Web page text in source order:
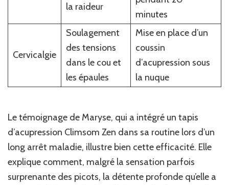
la raideur
minutes
Cervicalgie
Soulagement
des tensions
dans le cou et
les épaules
Mise en place d’un
coussin
d’acupression sous
la nuque
Le témoignage de Maryse, qui a intégré un tapis
d’acupression Climsom Zen dans sa routine lors d’un
long arrêt maladie, illustre bien cette efficacité. Elle
explique comment, malgré la sensation parfois
surprenante des picots, la détente profonde qu’elle a